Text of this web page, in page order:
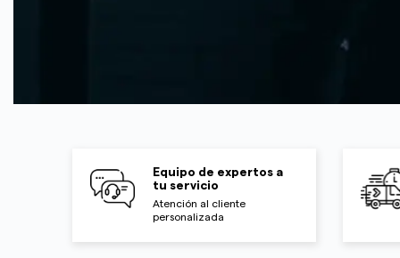
Equipo de expertos a
tu servicio
Atención al cliente
personalizada